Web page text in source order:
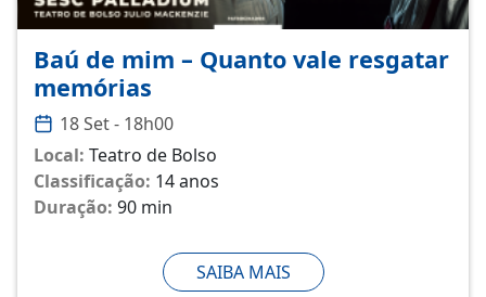
Baú de mim – Quanto vale resgatar
memórias
18 Set - 18h00
Local: Teatro de Bolso
Classificação: 14 anos
Duração: 90 min
SAIBA MAIS